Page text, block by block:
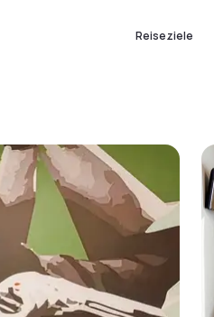
Reiseziele